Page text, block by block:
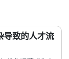
导致的人才流